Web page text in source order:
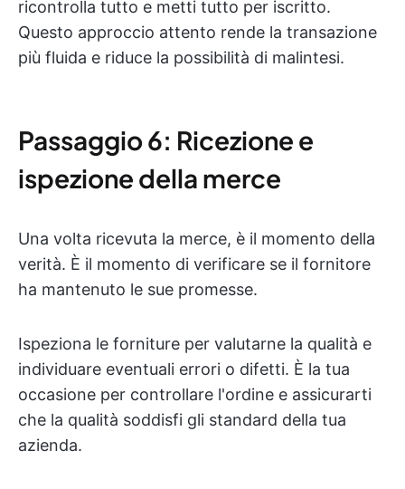
ricontrolla tutto e metti tutto per iscritto.
Questo approccio attento rende la transazione
più fluida e riduce la possibilità di malintesi.
Passaggio 6: Ricezione e
ispezione della merce
Una volta ricevuta la merce, è il momento della
verità. È il momento di verificare se il fornitore
ha mantenuto le sue promesse.
Ispeziona le forniture per valutarne la qualità e
individuare eventuali errori o difetti. È la tua
occasione per controllare l'ordine e assicurarti
che la qualità soddisfi gli standard della tua
azienda.